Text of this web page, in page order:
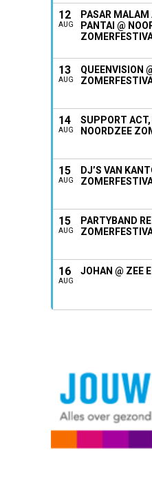
12
AUG
PASAR MALAM
PANTAI @
13
AUG
QUEENVISION
14
AUG
SUPPORT
NOORDZEE
15
AUG
DJ’S VAN
15
AUG
PARTYBAND
16
AUG
JOHAN @ ZEE